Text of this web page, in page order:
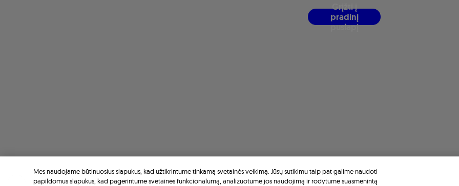
Grįžtiį
pradinį
puslapį
Mes naudojame būtinuosius slapukus, kad užtikrintume tinkamą svetainės veikimą. Jūsų sutikimu taip pat galime naudoti
papildomus slapukus, kad pagerintume svetainės funkcionalumą, analizuotume jos naudojimą ir rodytume suasmenintą